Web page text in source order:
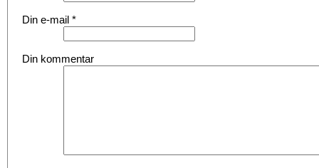
Din e-mail *
Din kommentar